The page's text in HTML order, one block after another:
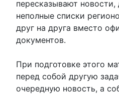
пересказывают новости,
неполные списки
друг на друга вместо
документов.
При подготовке этого
перед собой другую
очередную новость, а